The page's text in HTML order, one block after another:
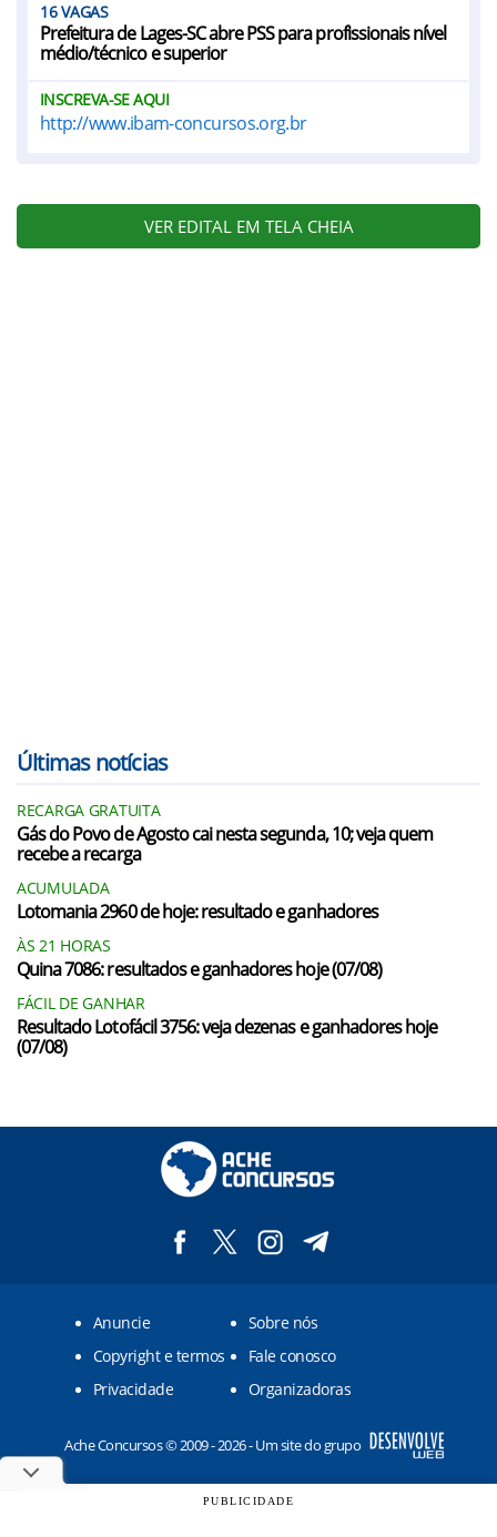
16
Prefeitura de Lages-SC abre PSS para profissionais nível
médio/técnico e superior
INSCREVA-SE AQUI
http://www.ibam-concursos.org.br
VER EDITAL EM TELA CHEIA
Últimas notícias
RECARGA GRATUITA
Gás do Povo de Agosto cai nesta segunda, 10; veja quem
recebe a recarga
ACUMULADA
Lotomania 2960 de hoje: resultado e ganhadores
ÀS 21 HORAS
Quina 7086: resultados e ganhadores hoje (07/08)
FÁCIL DE GANHAR
Resultado Lotofácil 3756: veja dezenas e ganhadores hoje
(07/08)
Anuncie
Sobre nós
Copyright e termos
Fale conosco
Privacidade
Organizadoras
Ache Concursos © 2009 - 2026 - Um site do grupo
PUBLICIDADE